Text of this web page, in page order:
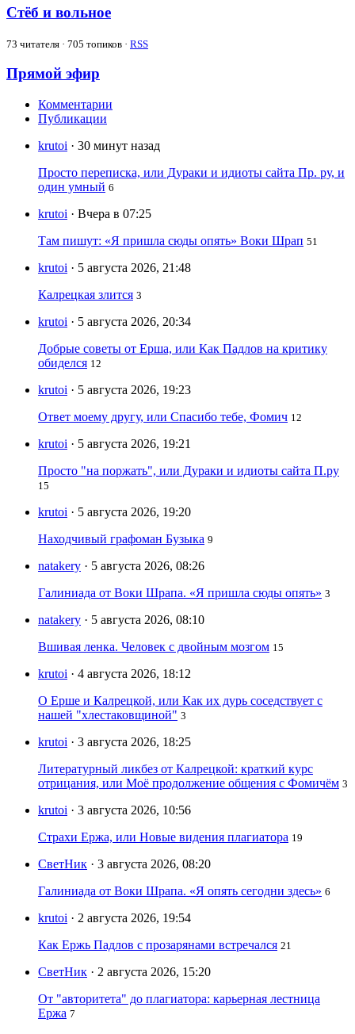
Стёб и вольное
73 читателя · 705 топиков · RSS
Прямой эфир
Комментарии
Публикации
krutoi · 30 минут назад
Просто переписка, или Дураки и идиоты сайта Пр. ру, и
один умный 6
krutoi · Вчера в 07:25
Там пишут: «Я пришла сюды опять» Воки Шрап 51
krutoi · 5 августа 2026, 21:48
Калрецкая злится 3
krutoi · 5 августа 2026, 20:34
Добрые советы от Ерша, или Как Падлов на критику
обиделся 12
krutoi · 5 августа 2026, 19:23
Ответ моему другу, или Спасибо тебе, Фомич 12
krutoi · 5 августа 2026, 19:21
Просто "на поржать", или Дураки и идиоты сайта П.ру
15
krutoi · 5 августа 2026, 19:20
Находчивый графоман Бузыка 9
natakery · 5 августа 2026, 08:26
Галиниада от Воки Шрапа. «Я пришла сюды опять» 3
natakery · 5 августа 2026, 08:10
Вшивая ленка. Человек с двойным мозгом 15
krutoi · 4 августа 2026, 18:12
О Ерше и Калрецкой, или Как их дурь соседствует с
нашей "хлестаковщиной" 3
krutoi · 3 августа 2026, 18:25
Литературный ликбез от Калрецкой: краткий курс
отрицания, или Моё продолжение общения с Фомичём 3
krutoi · 3 августа 2026, 10:56
Страхи Ержа, или Новые видения плагиатора 19
СветНик · 3 августа 2026, 08:20
Галиниада от Воки Шрапа. «Я опять сегодни здесь» 6
krutoi · 2 августа 2026, 19:54
Как Ержь Падлов с прозарянами встречался 21
СветНик · 2 августа 2026, 15:20
От "авторитета" до плагиатора: карьерная лестница
Ержа 7